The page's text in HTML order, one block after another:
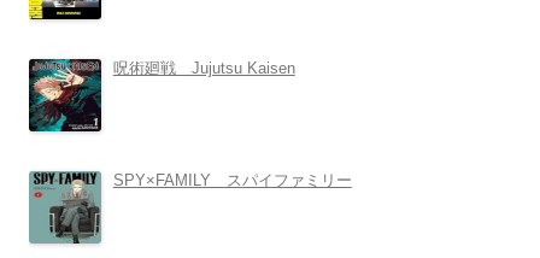
呪術廻戦 Jujutsu Kaisen
SPY×FAMILY スパイファミリー